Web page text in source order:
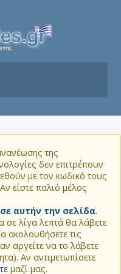
της
δεν επιτρέπουν
με τον κωδικό τους
είστε παλιό μέλος
αυτήν την σελίδα.
σε λίγα λεπτά θα λάβετε
ακολουθήσετε τις
αργείτε να το λάβετε
Αν αντιμετωπίσετε
μαζί μας.